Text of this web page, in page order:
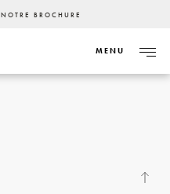
BROCHURE
MENU